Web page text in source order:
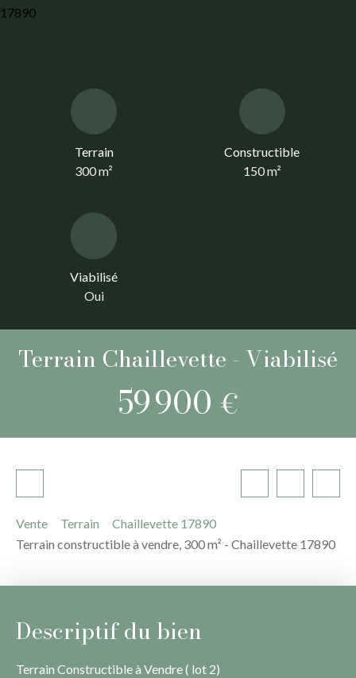
Terrain
300m²
Constructible
150m²
Viabilisé
Oui
Terrain Chaillevette - Viabilisé
59 900 €
Vente Terrain
Chaillevette 17890
Terrain constructible à vendre, 300 m² - Chaillevette 17890
Descriptif du bien
Terrain Constructible à Vendre ( lot 2)